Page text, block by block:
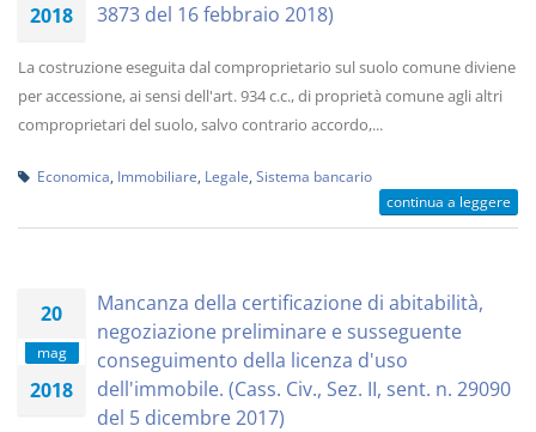
2018
3873 del 16 febbraio 2018)
La costruzione eseguita dal comproprietario sul suolo comune diviene
per accessione, ai sensi dell'art. 934 c.c., di proprietà comune agli altri
comproprietari del suolo, salvo contrario accordo,...
Economica Immobiliare Legale Sistema bancario
continua a leggere
20
mag
2018
Mancanza della certificazione di abitabilità,
negoziazione preliminare e susseguente
conseguimento della licenza d'uso
dell'immobile. (Cass. Civ., Sez. II, sent. n. 29090
del 5 dicembre 2017)